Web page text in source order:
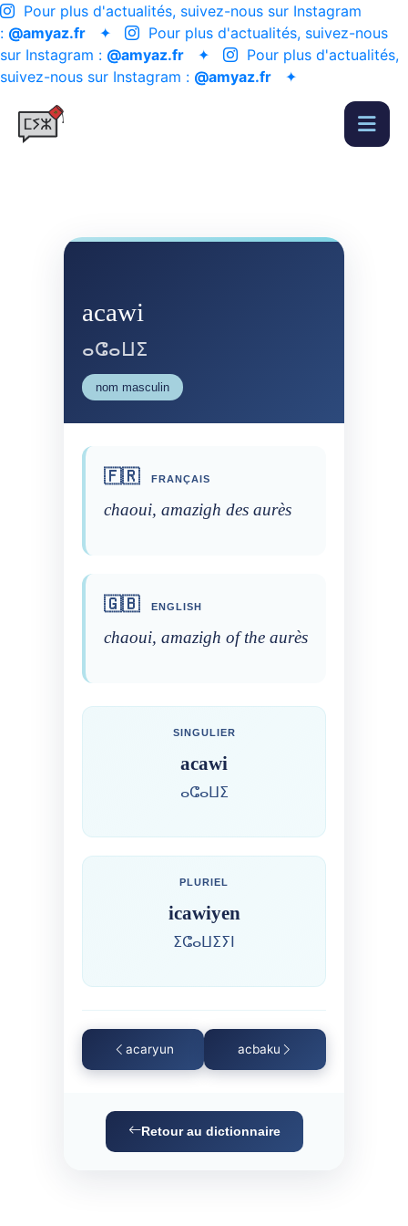
Pour plus d'actualités, suivez-nous sur Instagram
: @amyaz.fr ✦
Pour plus d'actualités, suivez-nous
sur Instagram : @amyaz.fr ✦
Pour plus d'actualités,
suivez-nous sur Instagram : @amyaz.fr ✦
acawi
ⴰⵛⴰⵡⵉ
nom masculin
🇫🇷 FRANÇAIS
chaoui, amazigh des aurès
🇬🇧 ENGLISH
chaoui, amazigh of the aurès
SINGULIER
acawi
ⴰⵛⴰⵡⵉ
PLURIEL
icawiyen
ⵉⵛⴰⵡⵉⵢⵏ
acaryun acbaku
Retour au dictionnaire